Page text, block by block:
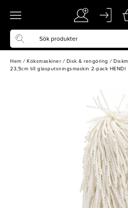
Hem / Köksmaskiner / Disk & rengöring /
23,5cm till glasputsningsmaskin 2-pack HENDI